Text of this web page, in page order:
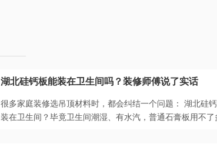
湖北硅钙板能装在卫生间吗？装修师傅说了实话
很多家庭装修选吊顶材料时，都会纠结一个问题： 湖北硅
装在卫生间？毕竟卫生间潮湿、有水汽，普通石膏板用不了